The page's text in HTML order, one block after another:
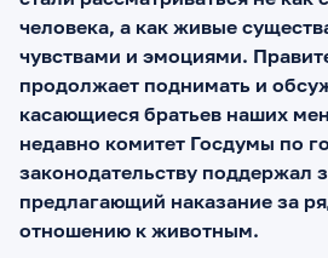
человека, а как живые
чувствами и эмоциями.
продолжает поднимать и
касающиеся братьев наших
недавно комитет Госдумы по
законодательству поддержал
предлагающий наказание за
отношению к животным.